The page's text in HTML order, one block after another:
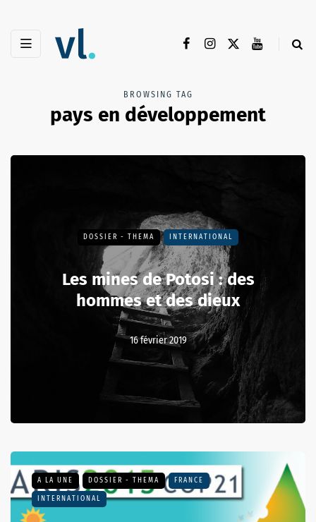
BROWSING TAG
pays en développement
DOSSIER - THEMA INTERNATIONAL
Les mines de Potosi : des
hommes et des dieux
16 février 2019
A LA UNE DOSSIER - THEMA FRANCE
INTERNATIONAL